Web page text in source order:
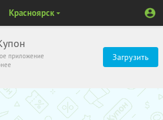
приложение
Загрузить
Красноярск